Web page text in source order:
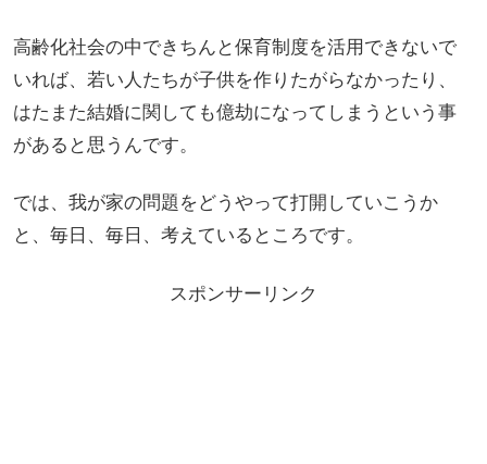
高齢化社会の中できちんと保育制度を活用できないで
いれば、若い人たちが子供を作りたがらなかったり、
はたまた結婚に関しても億劫になってしまうという事
があると思うんです。
では、我が家の問題をどうやって打開していこうか
と、毎日、毎日、考えているところです。
スポンサーリンク